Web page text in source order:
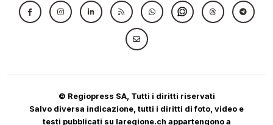
© Regiopress SA, Tutti i diritti riservati
Salvo diversa indicazione, tutti i diritti di foto, video e
testi pubblicati su laregione.ch appartengono a